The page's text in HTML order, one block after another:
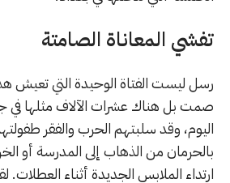
تفشي المعاناة الصامتة
رسل ليست الفتاة الوحيدة التي تعيش
صمت بل هناك عشرات الآلاف مثلها في
اليوم، وقد سلبتهم الحرب والفقر
بالحرمان من الذهاب إلى المدرسة أو
ارتداء الملابس الجديدة أثناء